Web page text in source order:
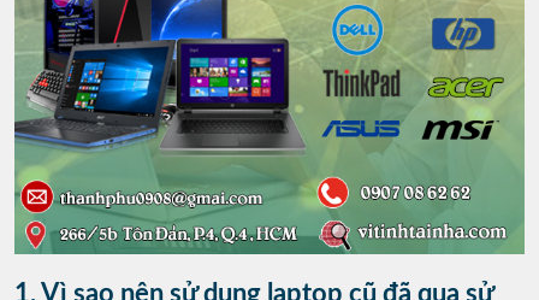
1. Vì sao nên sử dụng laptop cũ đã qua sử